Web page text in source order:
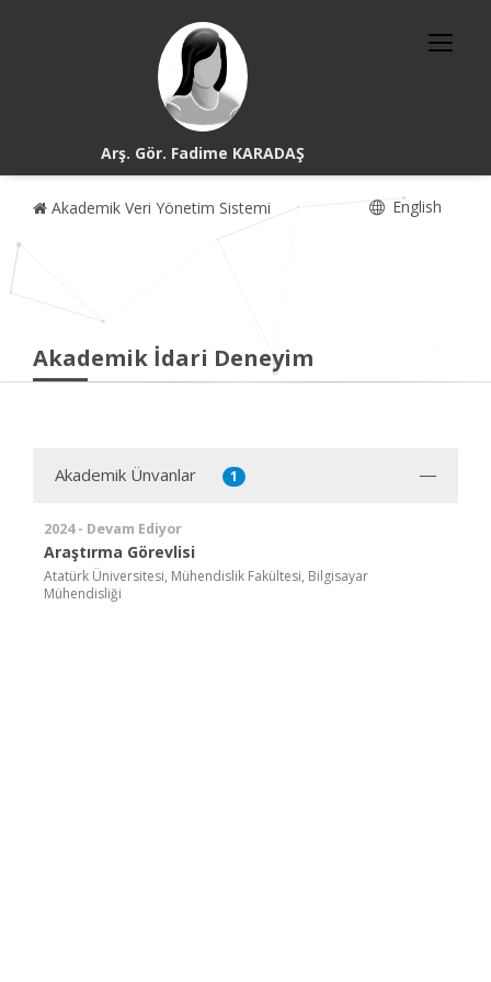
Arş. Gör. Fadime KARADAŞ
Akademik Veri Yönetim Sistemi English
Akademik İdari Deneyim
Akademik Ünvanlar 1
2024 - Devam Ediyor
Araştırma Görevlisi
Atatürk Üniversitesi, Mühendislik Fakültesi, Bilgisayar
Mühendisliği